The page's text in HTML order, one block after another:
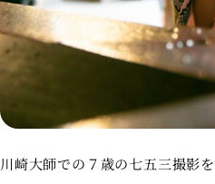
川崎大師での７歳の七五三撮影